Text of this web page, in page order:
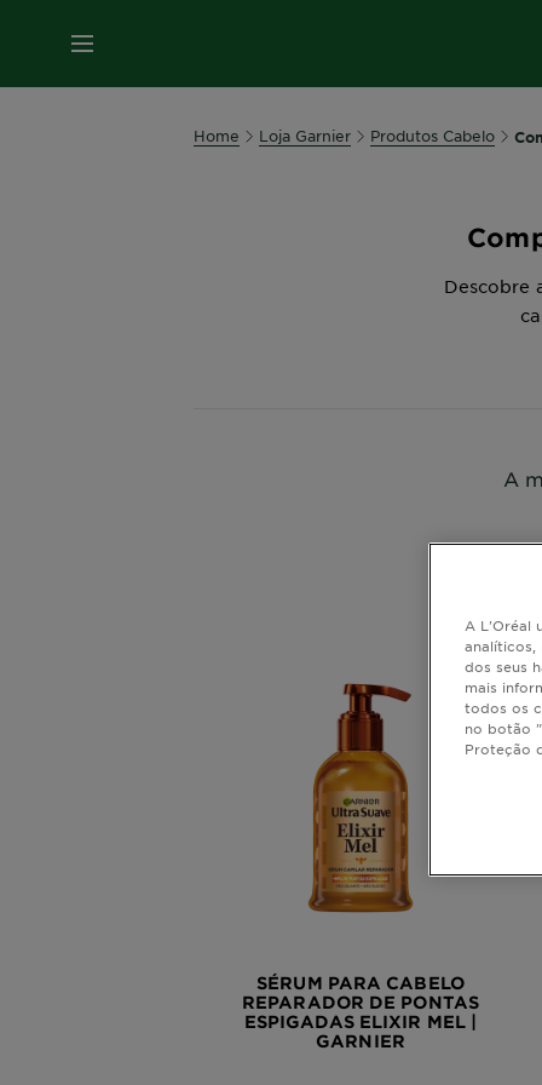
MENU
Home Loja Garnier Produtos Cabelo
Descobre
A
SÉRUM PARA CABELO
REPARADOR DE PONTAS
ESPIGADAS ELIXIR MEL |
GARNIER
A L'Oréal
analíticos,
dos seus
mais
todos os
no botão
Proteção